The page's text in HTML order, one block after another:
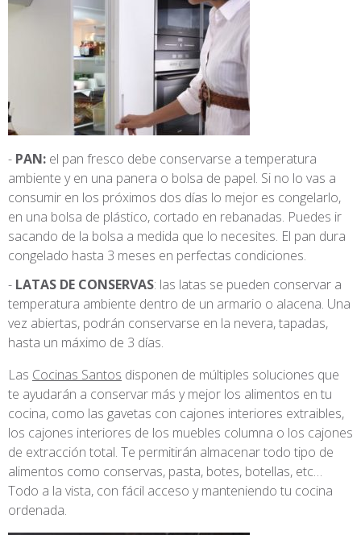
PAN: el pan fresco debe conservarse a temperatura
ambiente y en una panera o bolsa de papel. Si no lo vas a
consumir en los próximos dos días lo mejor es congelarlo,
en una bolsa de plástico, cortado en rebanadas. Puedes ir
sacando de la bolsa a medida que lo necesites. El pan dura
congelado hasta 3 meses en perfectas condiciones.
LATAS DE CONSERVAS: las latas se pueden conservar a
temperatura ambiente dentro de un armario o alacena. Una
vez abiertas, podrán conservarse en la nevera, tapadas,
hasta un máximo de 3 días.
Las Cocinas Santos disponen de múltiples soluciones que
te ayudarán a conservar más y mejor los alimentos en tu
cocina, como las gavetas con cajones interiores extraibles,
los cajones interiores de los muebles columna o los cajones
de extracción total. Te permitirán almacenar todo tipo de
alimentos como conservas, pasta, botes, botellas, etc…
Todo a la vista, con fácil acceso y manteniendo tu cocina
ordenada.